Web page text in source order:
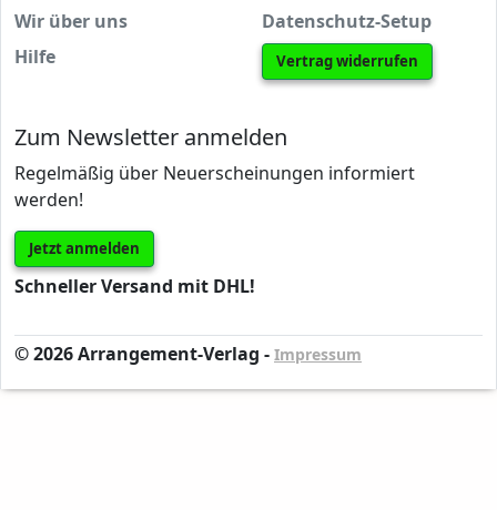
Wir über uns
Hilfe
Datenschutz-Setup
Vertrag widerrufen
Zum Newsletter anmelden
Regelmäßig über Neuerscheinungen informiert
werden!
Jetzt anmelden
Schneller Versand mit DHL!
© 2026 Arrangement-Verlag - Impressum